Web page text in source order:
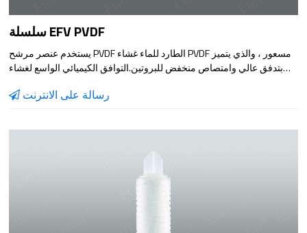
سلسلة EFV PVDF
يستخدم عنصر مرشح PVDF الطارد للماء غشاء PVDF مسعور ، والذي يتميز
بتدفق عالي وامتصاص منخفض للبروتين.التوافق الكيميائي الواسع لغشاء
والقلويات. ترشيح المحلول
رسالة على الانترنت